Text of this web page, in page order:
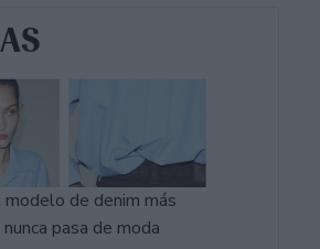
modelo de denim más
pasa de moda